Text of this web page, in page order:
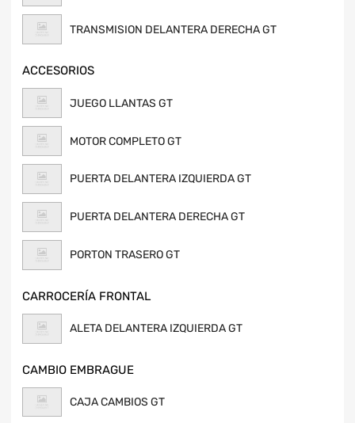
TRANSMISION DELANTERA DERECHA GT
ACCESORIOS
JUEGO LLANTAS GT
MOTOR COMPLETO GT
PUERTA DELANTERA IZQUIERDA GT
PUERTA DELANTERA DERECHA GT
PORTON TRASERO GT
CARROCERÍA FRONTAL
ALETA DELANTERA IZQUIERDA GT
CAMBIO EMBRAGUE
CAJA CAMBIOS GT